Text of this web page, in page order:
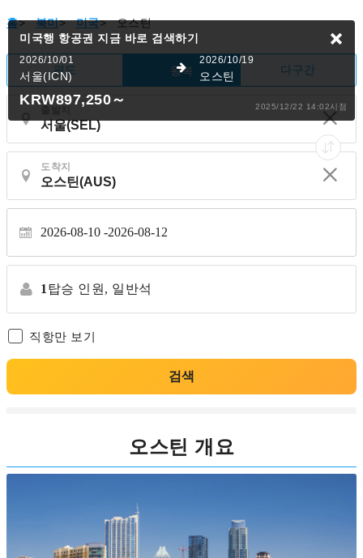
홈> 북미> 미국> 오스틴
편도 왕복 다구간
도착지
2026-08-10 2026-08-12
1 탑승 인원, 일반석
직항만 보기
검색
미국행 항공권 지금 바로 검색하기
2026/10/01
서울(ICN)
2026/10/19
오스틴
KRW897,250～ 2025/12/22 14:02시점
오스틴 개요